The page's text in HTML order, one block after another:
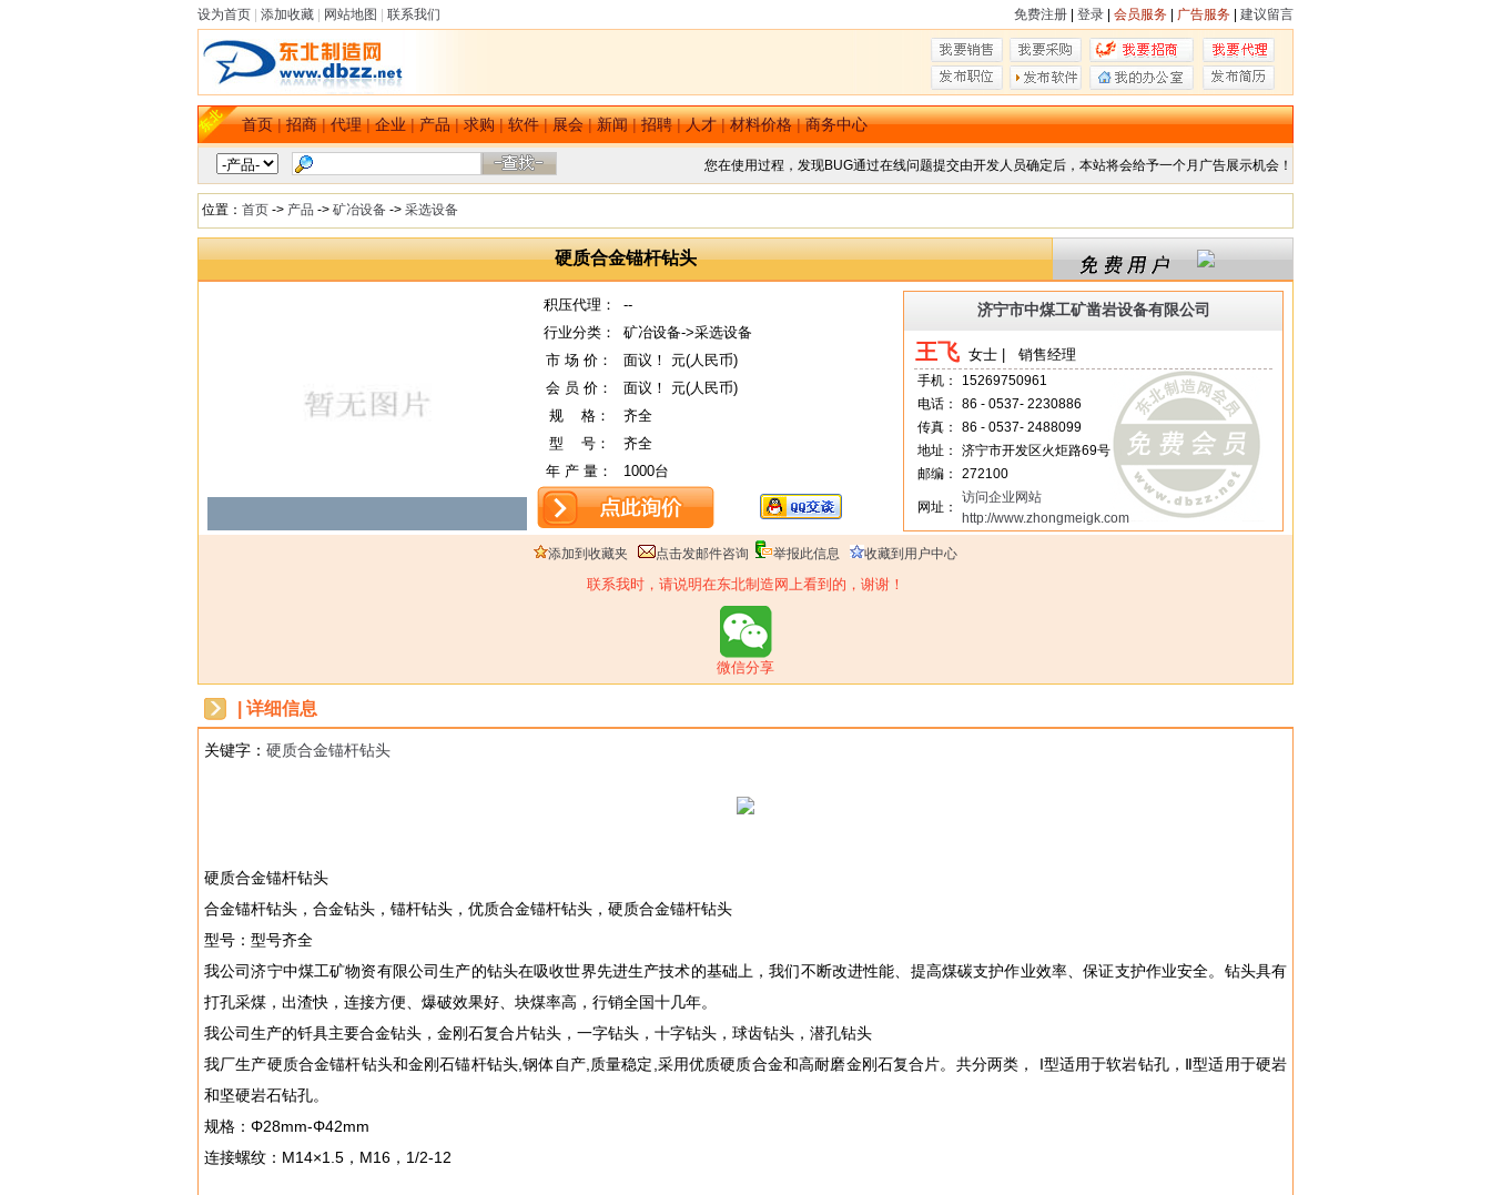
设为首页 添加收藏 网站地图 联系我们 免费注册 登录 会员服务 广告服务 建议留言
首页|招商|代理|企业|产品|求购|软件|展会|新闻|招聘|人才|材料价格|商务中心
您在使用过程，发现BUG通过在线问题提交由开发人员确定后，本站将会给予一个月广告展示机会！
位置： 首页 -> 产品 -> 矿冶设备 -> 采选设备
硬质合金锚杆钻头
积压代理：
--
行业分类：
矿冶设备->采选设备
市 场 价：
面议！ 元(人民币)
会 员 价：
面议！ 元(人民币)
规
格：
齐全
型
号：
齐全
年 产 量：
1000台
济宁市中煤工矿凿岩设备有限公司
王飞 女士 | 销售经理
手机：
15269750961
电话：
86 - 0537- 2230886
传真：
86 - 0537- 2488099
地址：
济宁市开发区火炬路69号
邮编：
272100
网址：
访问企业网站
http://www.zhongmeigk.com
添加到收藏夹 点击发邮件咨询 举报此信息 收藏到用户中心
联系我时，请说明在东北制造网上看到的，谢谢！
微信分享
| 详细信息
关键字： 硬质合金锚杆钻头
硬质合金锚杆钻头
合金锚杆钻头，合金钻头，锚杆钻头，优质合金锚杆钻头，硬质合金锚杆钻头
型号：型号齐全
我公司济宁中煤工矿物资有限公司生产的钻头在吸收世界先进生产技术的基础上，我们不断改进性能、提高煤碳支护作业效率、保证支护作业安全。钻头具有
打孔采煤，出渣快，连接方便、爆破效果好、块煤率高，行销全国十几年。
我公司生产的钎具主要合金钻头，金刚石复合片钻头，一字钻头，十字钻头，球齿钻头，潜孔钻头
我厂生产硬质合金锚杆钻头和金刚石锚杆钻头,钢体自产,质量稳定,采用优质硬质合金和高耐磨金刚石复合片。共分两类， I型适用于软岩钻孔，Ⅱ型适用于硬岩
和坚硬岩石钻孔。
规格：Φ28mm-Φ42mm
连接螺纹：M14×1.5，M16，1/2-12